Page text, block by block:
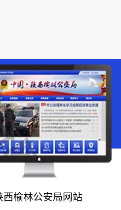
西榆林公安局网站